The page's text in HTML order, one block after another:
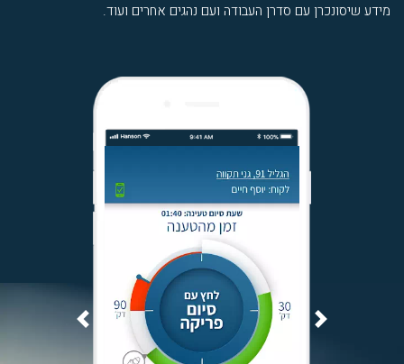
מידע שיסונכרן עם סדרן העבודה ועם נהגים אחרים ועוד.